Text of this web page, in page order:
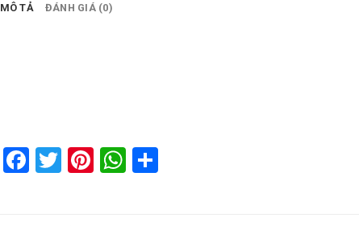
MÔ TẢ ĐÁNH GIÁ (0)
Facebook
Twitter
Pinterest
WhatsApp
Share